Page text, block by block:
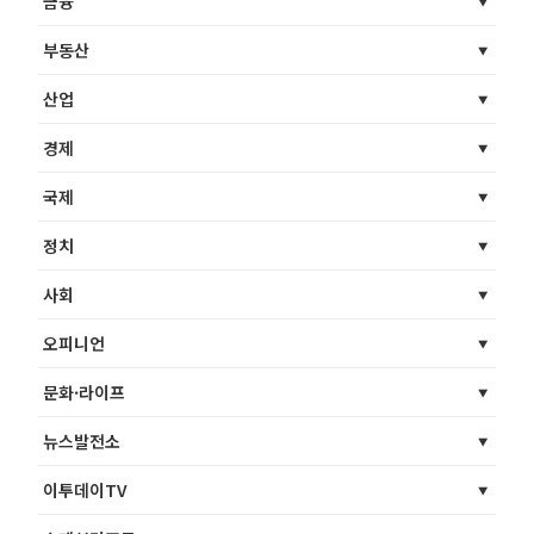
부동산
산업
경제
국제
정치
사회
오피니언
문화·라이프
뉴스발전소
이투데이TV